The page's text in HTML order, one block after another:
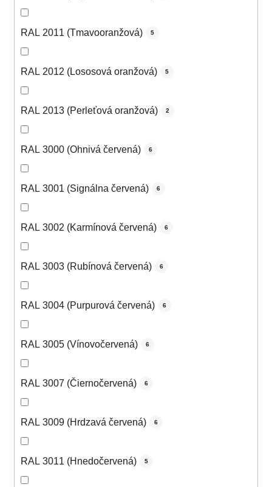
RAL 2011 (Tmavooranžová) 5
RAL 2012 (Lososová oranžová) 5
RAL 2013 (Perleťová oranžová) 2
RAL 3000 (Ohnivá červená) 6
RAL 3001 (Signálna červená) 6
RAL 3002 (Karmínová červená) 6
RAL 3003 (Rubínová červená) 6
RAL 3004 (Purpurová červená) 6
RAL 3005 (Vínovočervená) 6
RAL 3007 (Čiernočervená) 6
RAL 3009 (Hrdzavá červená) 6
RAL 3011 (Hnedočervená) 5